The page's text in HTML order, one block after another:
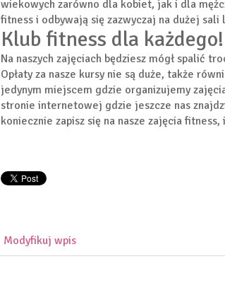
wiekowych zarówno dla kobiet, jak i dla
fitness i odbywają się zazwyczaj na dużej
Klub fitness dla każdego!
Na naszych zajęciach będziesz mógł spalić
Opłaty za nasze kursy nie są duże, także
jedynym miejscem gdzie organizujemy
stronie internetowej gdzie jeszcze nas
koniecznie zapisz się na nasze zajęcia
Modyfikuj wpis